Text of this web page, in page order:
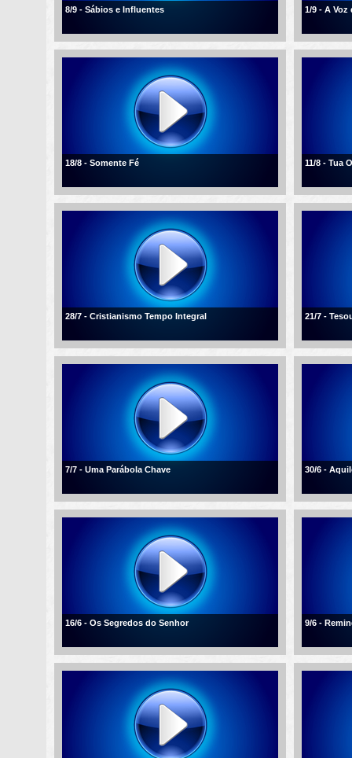
8/9 - Sábios e Influentes 1/9 - A Voz
18/8 - Somente Fé 11/8 - Tua
28/7 - Cristianismo Tempo Integral 21/7 -
7/7 - Uma Parábola Chave 30/6 -
16/6 - Os Segredos do Senhor 9/6 -